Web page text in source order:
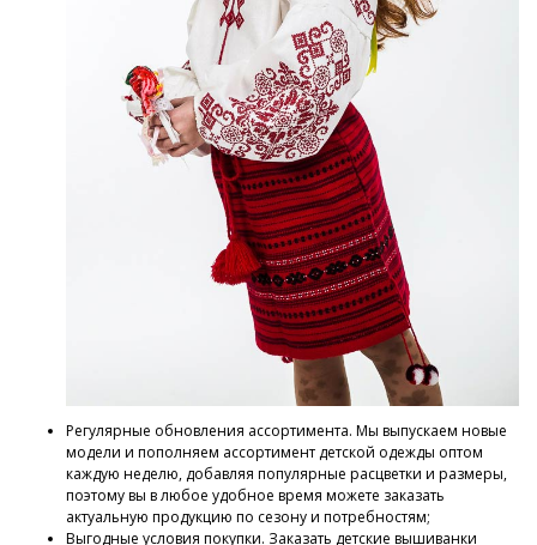
Регулярные обновления ассортимента. Мы выпускаем новые
модели и пополняем ассортимент детской одежды оптом
каждую неделю, добавляя популярные расцветки и размеры,
поэтому вы в любое удобное время можете заказать
актуальную продукцию по сезону и потребностям;
Выгодные условия покупки. Заказать детские вышиванки